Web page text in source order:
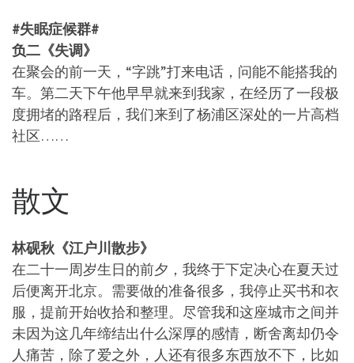
#失眠症候群#
负二《失调》
在聚会的前一天，“字跳”打来电话，问能不能搭我的
车。第二天下午他早早就来到我家，在经历了一段极
度拥堵的路程后，我们来到了杨浦区深处的一片高档
社区……
散文
林砚秋《江户川散步》
在二十一周岁生日的前夕，我终于下定决心在夏天过
后便离开北京。需要做的准备很多，我停止买书和衣
服，提前开始收拾和整理。尽管我和这座城市之间并
未因为这几年缔结出什么深厚的感情，断舍离却仍令
人痛苦，除了爱之外，人还有很多东西放不下，比如